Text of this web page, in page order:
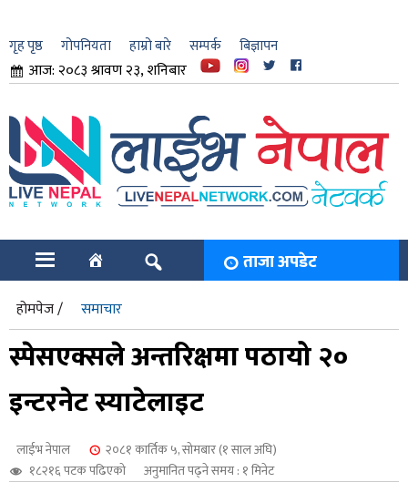
गृह पृष्ठ गोपनियता हाम्रो बारे सम्पर्क बिज्ञापन
आज: २०८३ श्रावण २३, शनिबार
ताजा अपडेट
होमपेज / समाचार
स्पेसएक्सले अन्तरिक्षमा पठायो २०
इन्टरनेट स्याटेलाइट
लाईभ नेपाल
२०८१ कार्तिक ५, सोमबार (१ साल अघि)
१८२१६ पटक पढिएको
अनुमानित पढ्ने समय : १ मिनेट